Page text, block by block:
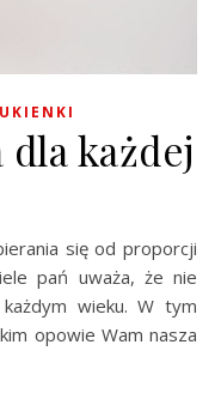
każdej
pań uważa, że nie
wieku. W tym
opowie Wam nasza